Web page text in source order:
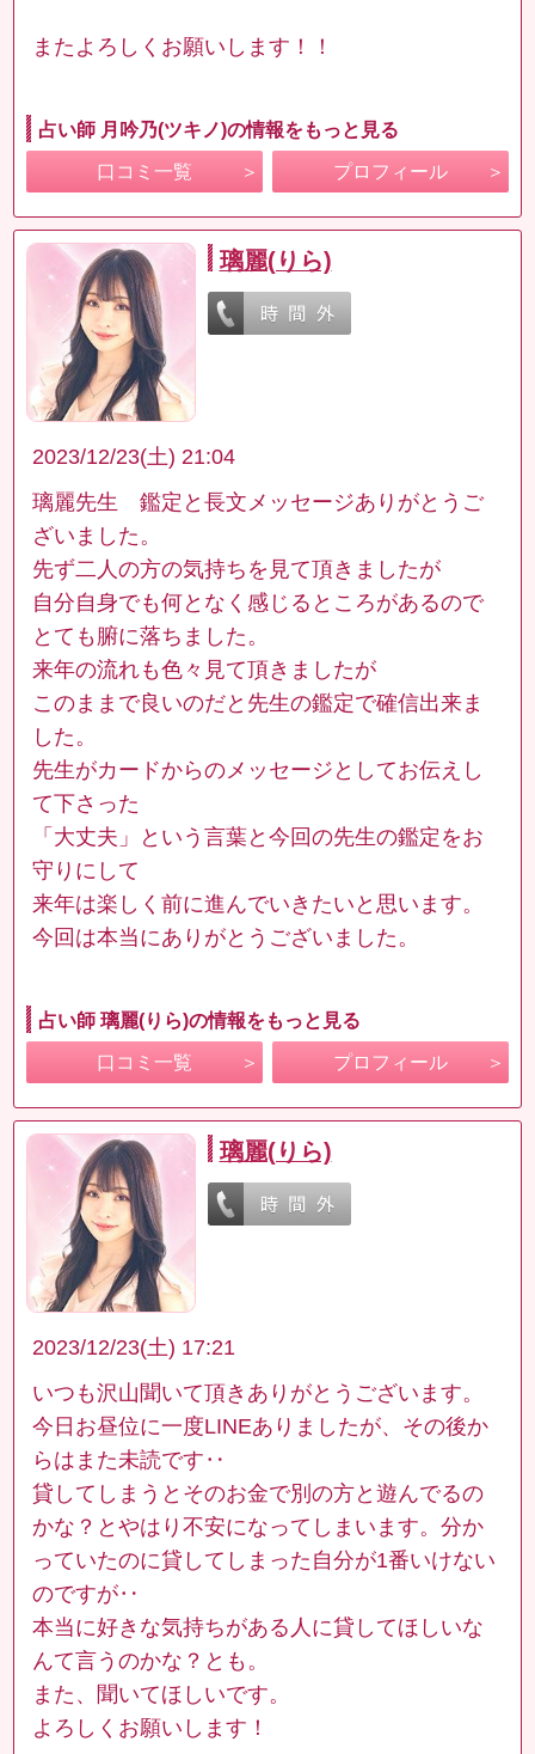
またよろしくお願いします！！
占い師 月吟乃(ツキノ)の情報をもっと見る
口コミ一覧 プロフィール
璃麗(りら)
2023/12/23(土) 21:04
璃麗先生 鑑定と長文メッセージありがとうご
ざいました。
先ず二人の方の気持ちを見て頂きましたが
自分自身でも何となく感じるところがあるので
とても腑に落ちました。
来年の流れも色々見て頂きましたが
このままで良いのだと先生の鑑定で確信出来ま
した。
先生がカードからのメッセージとしてお伝えし
て下さった
「大丈夫」という言葉と今回の先生の鑑定をお
守りにして
来年は楽しく前に進んでいきたいと思います。
今回は本当にありがとうございました。
占い師 璃麗(りら)の情報をもっと見る
口コミ一覧 プロフィール
璃麗(りら)
2023/12/23(土) 17:21
いつも沢山聞いて頂きありがとうございます。
今日お昼位に一度LINEありましたが、その後か
らはまた未読です‥
貸してしまうとそのお金で別の方と遊んでるの
かな？とやはり不安になってしまいます。分か
っていたのに貸してしまった自分が1番いけない
のですが‥
本当に好きな気持ちがある人に貸してほしいな
んて言うのかな？とも。
また、聞いてほしいです。
よろしくお願いします！